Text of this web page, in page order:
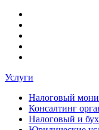
Услуги
Налоговый
Консалтинг
Налоговый и